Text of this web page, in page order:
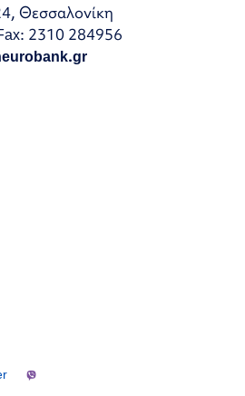
Θεσσαλονίκη
2310 284956